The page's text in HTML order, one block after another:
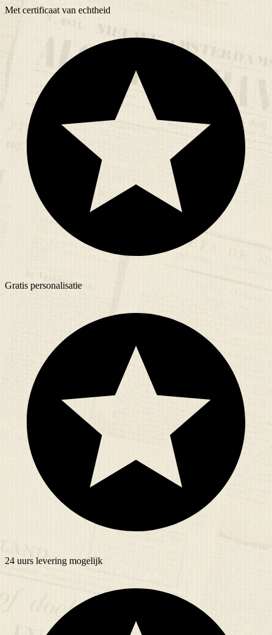
Met certificaat van echtheid
Gratis personalisatie
24 uurs levering mogelijk